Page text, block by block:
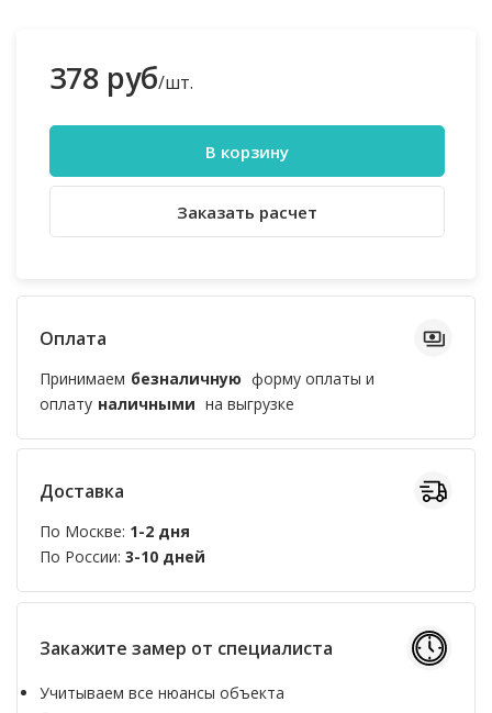
378 руб/шт.
В корзину
Заказать расчет
Оплата
Принимаем безналичную форму оплаты и
оплату наличными на выгрузке
Доставка
По Москве: 1-2 дня
По России: 3-10 дней
Закажите замер от специалиста
Учитываем все нюансы объекта